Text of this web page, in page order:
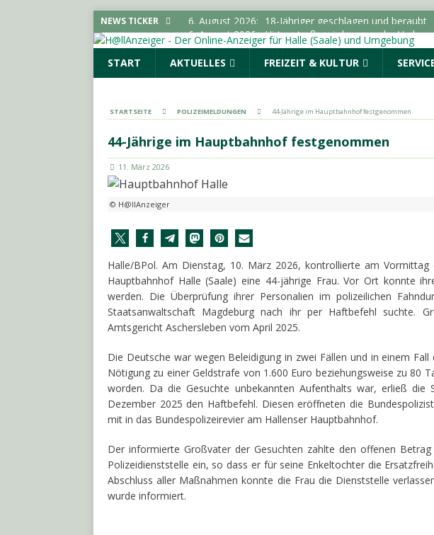
NEWS TICKER 6. August 2026: Hirtenstraße wird wegen der
gesperrt
LOKALE NACHRICHTEN - HALLE
6. August 2026:
Polizeimeldungen vom Donnerstag,
6. August 2026:
Kampagne „Menschen. Nicht
6. August 2026: Elektrolyte: Drei Fragen an die AOK
START AKTUELLES FREIZEIT & KULTUR
STARTSEITE POLIZEIMELDUNGEN 44-Jährige im Hauptbahnhof festgenommen
44-Jährige im Hauptbahnhof festgenommen
11. März 2026
© H@llAnzeiger
Halle/BPol. Am Dienstag, 10. März 2026, kontrollierte am
Hauptbahnhof Halle (Saale) eine 44-jährige Frau. Vor Ort konnte
werden. Die Überprüfung ihrer Personalien im polizeilichen
Staatsanwaltschaft Magdeburg nach ihr per Haftbefehl suchte.
Amtsgericht Aschersleben vom April 2025.
Die Deutsche war wegen Beleidigung in zwei Fällen und in einem
Nötigung zu einer Geldstrafe von 1.600 Euro beziehungsweise zu 80
worden. Da die Gesuchte unbekannten Aufenthalts war, erließ die
Dezember 2025 den Haftbefehl. Diesen eröffneten die
mit in das Bundespolizeirevier am Hallenser Hauptbahnhof.
Der informierte Großvater der Gesuchten zahlte den offenen
Polizeidienststelle ein, so dass er für seine Enkeltochter die
Abschluss aller Maßnahmen konnte die Frau die Dienststelle
wurde informiert.